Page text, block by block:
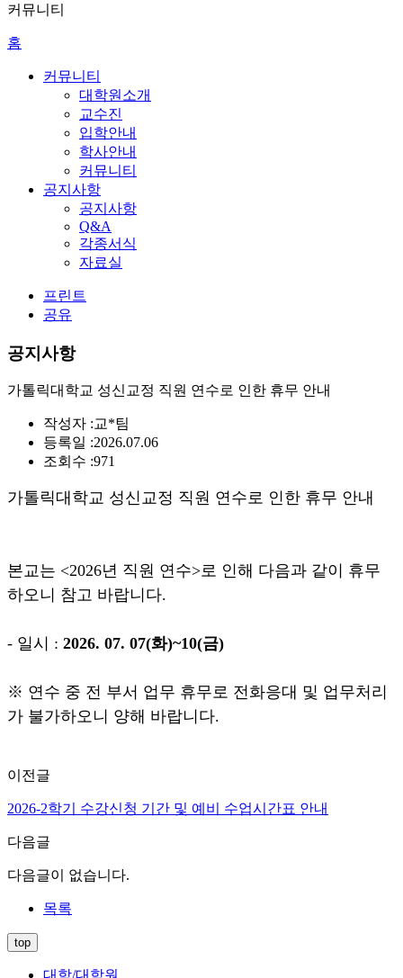
커뮤니티
홈
커뮤니티
대학원소개
교수진
입학안내
학사안내
커뮤니티
공지사항
공지사항
Q&A
각종서식
자료실
프린트
공유
공지사항
가톨릭대학교 성신교정 직원 연수로 인한 휴무 안내
작성자 :교*팀
등록일 :2026.07.06
조회수 :971
가톨릭대학교 성신교정 직원 연수로 인한 휴무 안내
본교는 <2026년 직원 연수>로 인해 다음과 같이 휴무
하오니 참고 바랍니다.
- 일시 : 2026. 07. 07(화)~10(금)
※ 연수 중 전 부서 업무 휴무로 전화응대 및 업무처리
가 불가하오니 양해 바랍니다.
이전글
2026-2학기 수강신청 기간 및 예비 수업시간표 안내
다음글
다음글이 없습니다.
목록
top